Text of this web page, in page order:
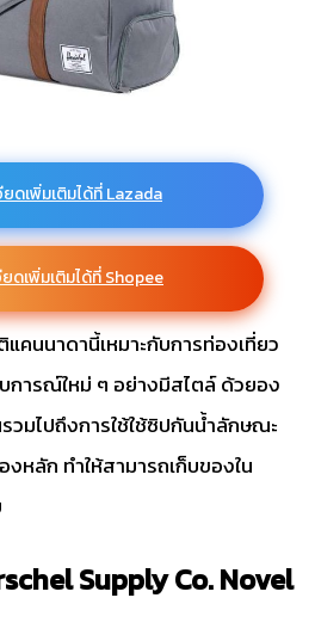
ยดเพิ่มเติมได้ที่ Lazada
ดเพิ่มเติมได้ที่ Shopee
คนนาดานี้เหมาะกับการท่องเที่ยว
การณ์ใหม่ ๆ อย่างมีสไตล์ ด้วยอง
วมไปถึงการใช้ใช้ซิปกันน้ำลักษณะ
หลัก ทำให้สามารถเก็บของใน
Supply Co. Novel